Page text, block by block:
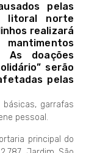
pelas
litoral norte
realizará
As doações
serão
pelas
garrafas
pessoal.
principal do